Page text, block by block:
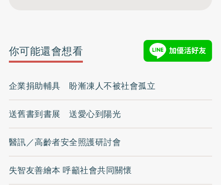
你可能還會想看
企業捐助輔具 盼漸凍人不被社會孤立
送舊書到書展 送愛心到陽光
醫訊／高齡者安全照護研討會
失智友善繪本 呼籲社會共同關懷